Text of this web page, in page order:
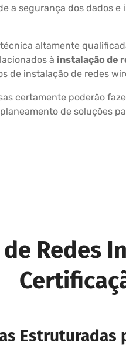
a segurança dos dados e
altamente
à instalação de
de instalação de redes
certamente poderão
de soluções
Redes
Estruturadas